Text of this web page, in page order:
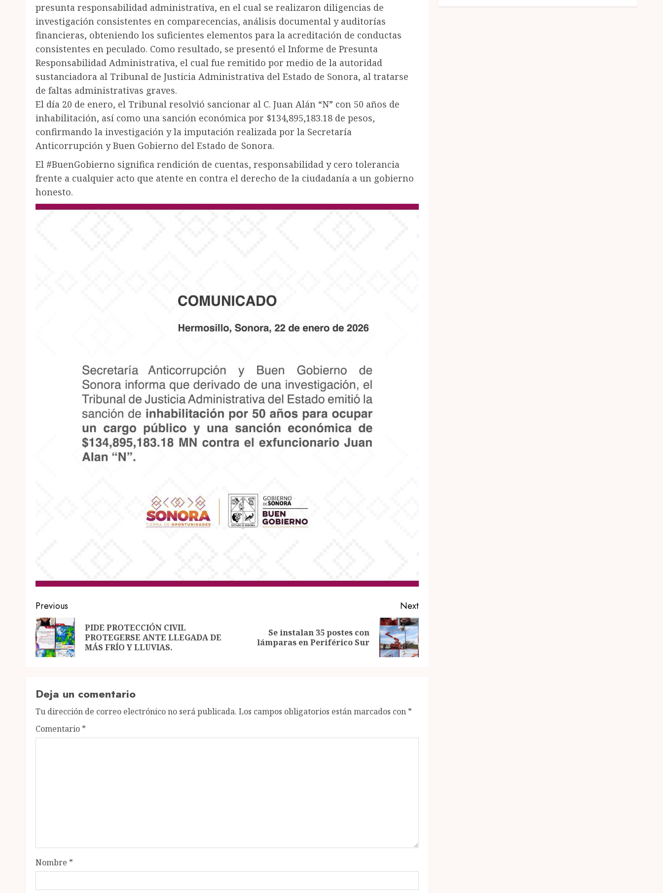
presunta responsabilidad administrativa, en el cual se realizaron diligencias de
investigación consistentes en comparecencias, análisis documental y auditorías
financieras, obteniendo los suficientes elementos para la acreditación de conductas
consistentes en peculado. Como resultado, se presentó el Informe de Presunta
Responsabilidad Administrativa, el cual fue remitido por medio de la autoridad
sustanciadora al Tribunal de Justicia Administrativa del Estado de Sonora, al tratarse
de faltas administrativas graves.
El día 20 de enero, el Tribunal resolvió sancionar al C. Juan Alán “N” con 50 años de
inhabilitación, así como una sanción económica por $134,895,183.18 de pesos,
confirmando la investigación y la imputación realizada por la Secretaría
Anticorrupción y Buen Gobierno del Estado de Sonora.
El #BuenGobierno significa rendición de cuentas, responsabilidad y cero tolerancia
frente a cualquier acto que atente en contra el derecho de la ciudadanía a un gobierno
honesto.
Post
navigation
Previous
PIDE PROTECCIÓN CIVIL
PROTEGERSE ANTE LLEGADA DE
MÁS FRÍO Y LLUVIAS.
Next
Se instalan 35 postes con
lámparas en Periférico Sur
Deja un comentario
Tu dirección de correo electrónico no será publicada. Los campos obligatorios están marcados con *
Comentario *
Nombre *